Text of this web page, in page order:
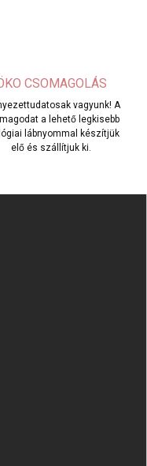
CSOMAGOLÁS
vagyunk! A
a lehető legkisebb
lábnyommal készítjük
elő és szállítjuk ki.